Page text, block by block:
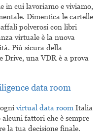
in cui lavoriamo e viviamo,
Dimentica le cartelle
polverosi con libri
virtuale è la nuova
Più sicura della
Drive, una VDR è a prova
data room
ognivirtual data room Italia
alcuni fattori che è sempre
la tua decisione finale.